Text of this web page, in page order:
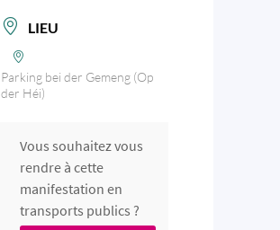
LIEU
Parking bei der Gemeng (Op
der Héi)
Vous souhaitez vous
rendre à cette
manifestation en
transports publics ?